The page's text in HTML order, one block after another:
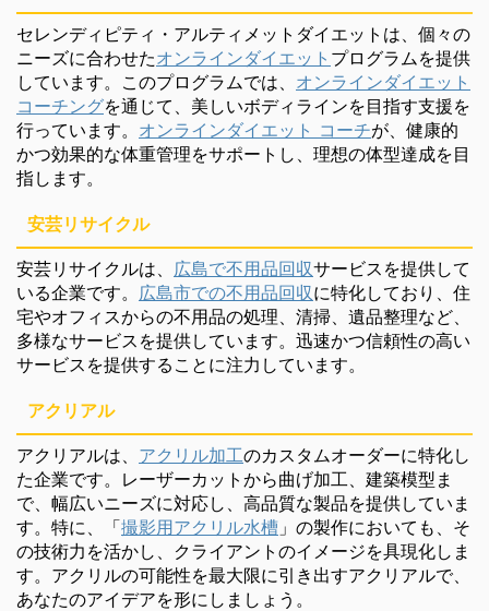
セレンディピティ・アルティメットダイエットは、個々の
ニーズに合わせたオンラインダイエット プログラムを提供
しています。このプログラムでは、 オンラインダイエット
コーチングを通じて、美しいボディラインを目指す支援を
行っています。 オンラインダイエット コーチが、健康的
かつ効果的な体重管理をサポートし、理想の体型達成を目
指します。
安芸リサイクル
安芸リサイクルは、 広島で不用品回収サービスを提供して
いる企業です。 広島市での不用品回収に特化しており、住
宅やオフィスからの不用品の処理、清掃、遺品整理など、
多様なサービスを提供しています。迅速かつ信頼性の高い
サービスを提供することに注力しています。
アクリアル
アクリアルは、 アクリル加工のカスタムオーダーに特化し
た企業です。レーザーカットから曲げ加工、建築模型ま
で、幅広いニーズに対応し、高品質な製品を提供していま
す。特に、「撮影用アクリル水槽 」の製作においても、そ
の技術力を活かし、クライアントのイメージを具現化しま
す。アクリルの可能性を最大限に引き出すアクリアルで、
あなたのアイデアを形にしましょう。